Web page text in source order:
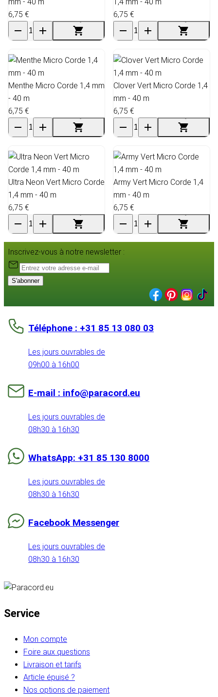
6,75 €
6,75 €
Menthe Micro Corde 1,4 mm
- 40 m
6,75 €
Clover Vert Micro Corde 1,4
mm - 40 m
6,75 €
Ultra Neon Vert Micro Corde
1,4 mm - 40 m
6,75 €
Army Vert Micro Corde 1,4
mm - 40 m
6,75 €
Inscrivez-vous à notre newsletter :
S'abonner
Téléphone : +31 85 13 080 03
Les jours ouvrables de
09h00 à 16h00
E-mail : info@paracord.eu
Les jours ouvrables de
08h30 à 16h30
WhatsApp: +31 85 130 8000
Les jours ouvrables de
08h30 à 16h30
Facebook Messenger
Les jours ouvrables de
08h30 à 16h30
Service
Mon compte
Foire aux questions
Livraison et tarifs
Article épuisé ?
Nos options de paiement